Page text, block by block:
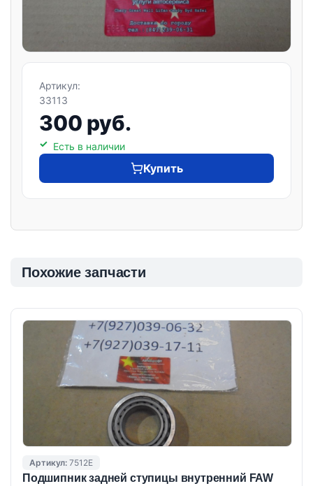
Артикул:
33113
300 руб.
Есть в наличии
Купить
Похожие запчасти
Артикул: 7512E
Подшипник задней ступицы внутренний FAW